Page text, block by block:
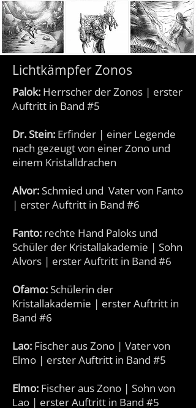
Lichtkämpfer Zonos
Palok: Herrscher der Zonos | erster
Auftritt in Band #5
Dr. Stein: Erfinder | einer Legende
nach gezeugt von einer Zono und
einem Kristalldrachen
Alvor:Schmied und Vater von Fanto
| erster Auftritt in Band #6
Fanto: rechte Hand Paloks und
Schüler der Kristallakademie | Sohn
Alvors | erster Auftritt in Band #6
Ofamo:Schülerin der
Kristallakademie | erster Auftritt in
Band #6
Lao: Fischer aus Zono | Vater von
Elmo | erster Auftritt in Band #5
Elmo: Fischer aus Zono | Sohn von
Lao | erster Auftritt in Band #5